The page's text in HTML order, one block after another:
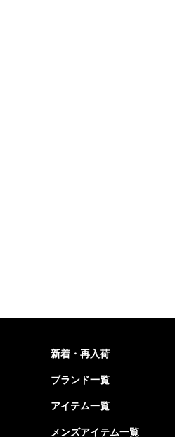
新着・再入荷
ブランド一覧
アイテム一覧
メンズアイテム一覧